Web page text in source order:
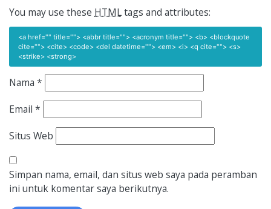
You may use these HTMLtags and attributes:
<a href="" title=""> <abbr title=""> <acronym title=""> <b> <blockquote
cite=""> <cite> <code> <del datetime=""> <em> <i> <q cite=""> <s>
<strike> <strong>
Nama *
Email *
Situs Web
Simpan nama, email, dan situs web saya pada peramban
ini untuk komentar saya berikutnya.